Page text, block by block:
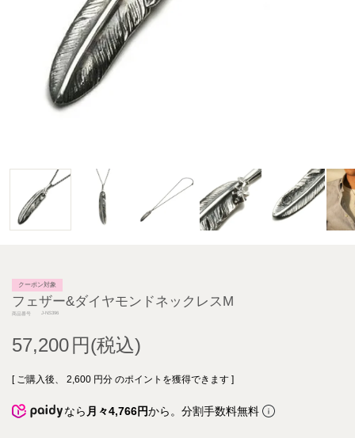
クーポン対象
フェザー&ダイヤモンドネックレスM
商品番号 J-NS396
57,200
[ ご購入後、 2,600 円分 のポイントを獲得できます ]
なら 月々4,766円から。分割手数料無料